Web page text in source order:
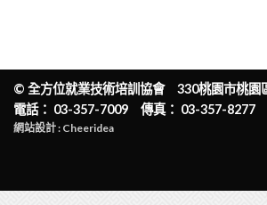
© 全方位就業技術培訓協會330桃園市桃園
電話： 03-357-7009 傳真： 03-357-8277
網站設計 : Cheeridea